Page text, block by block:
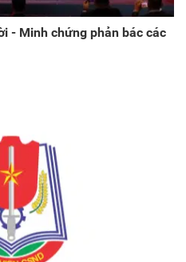
- Minh chứng phản bác các